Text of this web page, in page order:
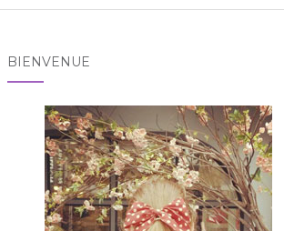
BIENVENUE